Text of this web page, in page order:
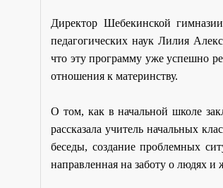
Директор Шебекинской
педагогических наук Лилия
что эту программу уже успешно
отношения к материнству.
О том, как в начальной школе
рассказала учитель начальных
беседы, создание проблемных
направленная на заботу о людях